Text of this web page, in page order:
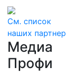
См. список
наших
Медиа
Профи